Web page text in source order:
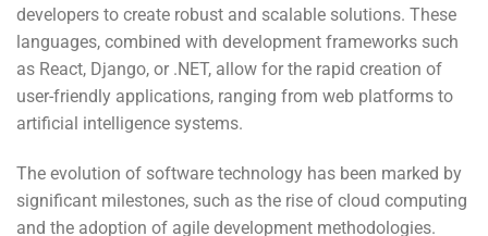
developers to create robust and scalable solutions. These
languages, combined with development frameworks such
as React, Django, or .NET, allow for the rapid creation of
user-friendly applications, ranging from web platforms to
artificial intelligence systems.
The evolution of software technology has been marked by
significant milestones, such as the rise of cloud computing
and the adoption of agile development methodologies.